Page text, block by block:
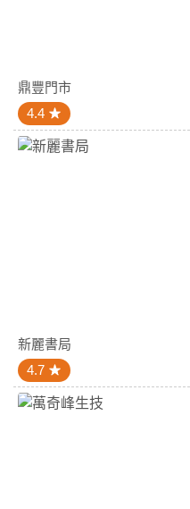
鼎豐門市
4.4
新麗書局
4.7